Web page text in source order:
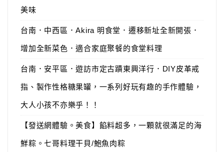
美味
台南．中西區．Akira 明食堂．遷移新址全新開張．
增加全新菜色．適合家庭聚餐的食堂料理
台南．安平區．遊訪市定古蹟東興洋行．DIY皮革戒
指、製作性格糖果罐，一系列好玩有趣的手作體驗，
大人小孩不亦樂乎！！
【發送網體驗。美食】餡料超多，一顆就很滿足的海
鮮粽。七哥料理干貝/鮑魚肉粽